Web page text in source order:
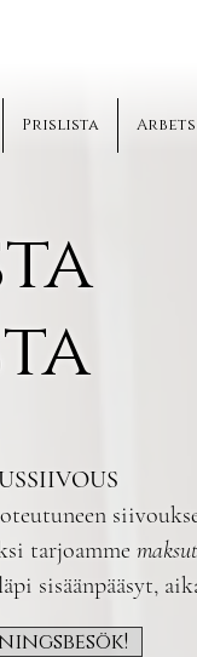
Prislista
tarjoamme
sisäänpääsyt,